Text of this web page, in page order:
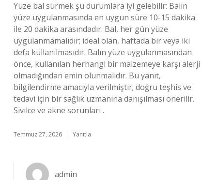
Yüze bal sürmek şu durumlara iyi gelebilir: Balın
yüze uygulanmasında en uygun süre 10-15 dakika
ile 20 dakika arasındadır. Bal, her gün yüze
uygulanmamalıdır; ideal olan, haftada bir veya iki
defa kullanılmasıdır. Balın yüze uygulanmasından
önce, kullanılan herhangi bir malzemeye karşı alerji
olmadığından emin olunmalıdır. Bu yanıt,
bilgilendirme amacıyla verilmiştir; doğru teşhis ve
tedavi için bir sağlık uzmanına danışılması önerilir.
Sivilce ve akne sorunları .
Temmuz 27, 2026 Yanıtla
admin